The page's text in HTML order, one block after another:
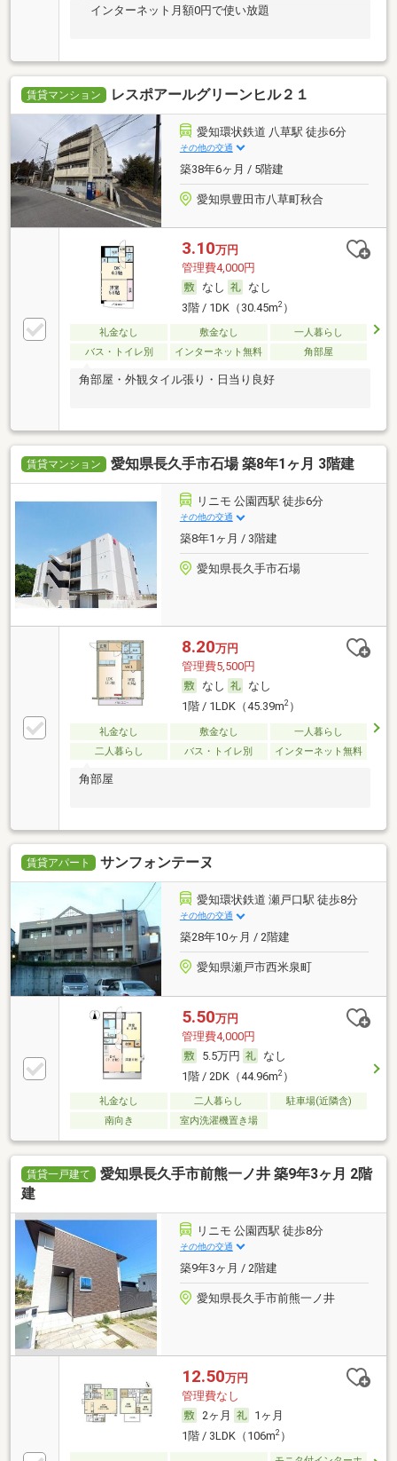
インターネット月額0円で使い放題
賃貸マンション レスポアールグリーンヒル２１
愛知環状鉄道 八草駅 徒歩6分
その他の交通
築38年6ヶ月 / 5階建
愛知県豊田市八草町秋合
3.10万円
管理費4,000円
なし
なし
3階 / 1DK（30.45m2）
礼金なし 敷金なし
一人暮らし
バス・トイレ別
インターネット無料 角部屋
角部屋・外観タイル張り・日当り良好
賃貸マンション 愛知県長久手市石場 築8年1ヶ月 3階建
リニモ 公園西駅 徒歩6分
その他の交通
築8年1ヶ月 / 3階建
愛知県長久手市石場
8.20万円
管理費5,500円
なし
なし
1階 / 1LDK（45.39m2）
礼金なし 敷金なし
一人暮らし
二人暮らし
バス・トイレ別 インターネット無料
角部屋
賃貸アパート サンフォンテーヌ
愛知環状鉄道 瀬戸口駅 徒歩8分
その他の交通
築28年10ヶ月 / 2階建
愛知県瀬戸市西米泉町
5.50万円
管理費4,000円
5.5万円
なし
1階 / 2DK（44.96m2）
礼金なし 二人暮らし
駐車場(近隣含)
南向き
室内洗濯機置き場
賃貸一戸建て
愛知県長久手市前熊一ノ井 築9年3ヶ月 2階
建
リニモ 公園西駅 徒歩8分
その他の交通
築9年3ヶ月 / 2階建
愛知県長久手市前熊一ノ井
12.50万円
管理費なし
2ヶ月
1ヶ月
1階 / 3LDK（106m2）